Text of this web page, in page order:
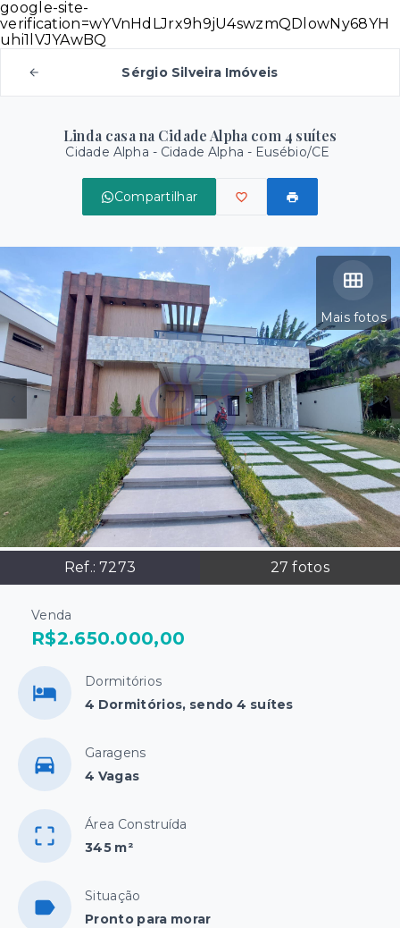
google-site-
verification=wYVnHdLJrx9h9jU4swzmQDlowNy68YH
uhi1lVJYAwBQ
Sérgio Silveira Imóveis
Linda casa na Cidade Alpha com 4 suítes
Cidade Alpha - Cidade Alpha - Eusébio/CE
Compartilhar
Mais fotos
Ref.: 7273 27 fotos
Venda
R$2.650.000,00
Dormitórios
4 Dormitórios, sendo 4 suítes
Garagens
4 Vagas
Área Construída
345 m²
Situação
Pronto para morar